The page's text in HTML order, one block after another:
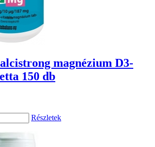
magnézium D3-
150 db
Részletek